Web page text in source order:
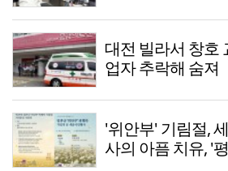
대전 빌라서 창호
업자 추락해 숨져
'위안부' 기림절,
사의 아픔 치유, '